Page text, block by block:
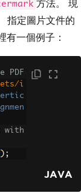
方法。 現
指定圖片文件的
有一個例子：
PDF
i
with
);
JAVA